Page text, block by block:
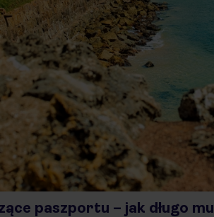
paszportu – jak długo